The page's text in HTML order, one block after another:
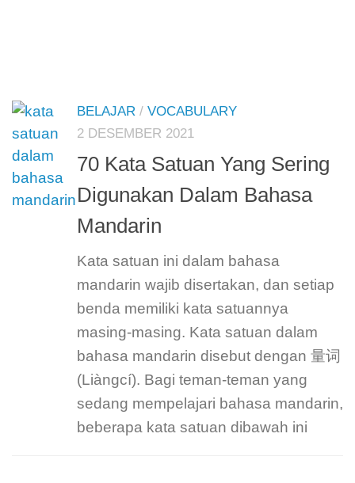
BELAJAR / VOCABULARY
2 DESEMBER 2021
70 Kata Satuan Yang Sering
Digunakan Dalam Bahasa
Mandarin
Kata satuan ini dalam bahasa
mandarin wajib disertakan, dan setiap
benda memiliki kata satuannya
masing-masing. Kata satuan dalam
bahasa mandarin disebut dengan 量词
(Liàngcí). Bagi teman-teman yang
sedang mempelajari bahasa mandarin,
beberapa kata satuan dibawah ini